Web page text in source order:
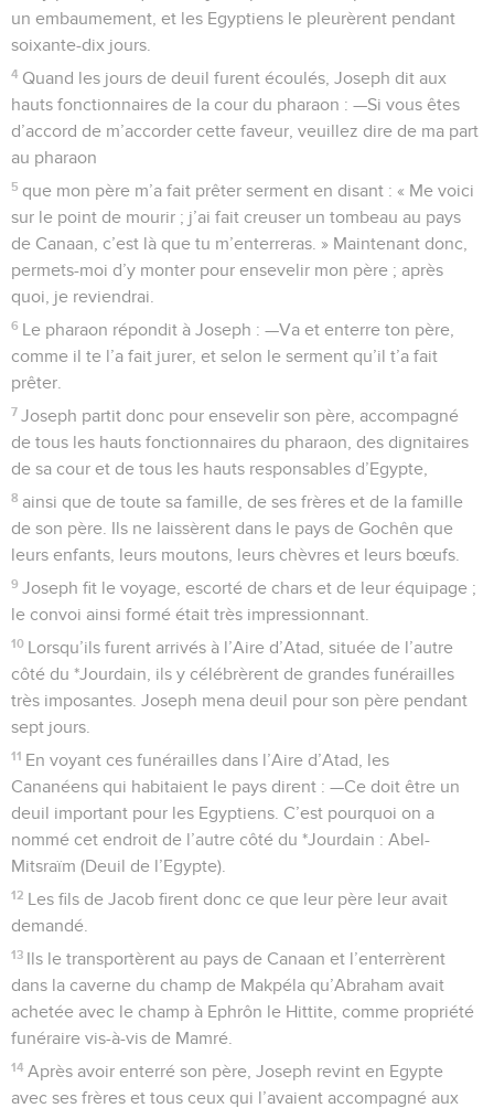
un embaumement, et les Egyptiens le pleurèrent pendant
soixante-dix jours.
4 Quand les jours de deuil furent écoulés, Joseph dit aux
hauts fonctionnaires de la cour du pharaon : —Si vous êtes
d’accord de m’accorder cette faveur, veuillez dire de ma part
au pharaon
5 que mon père m’a fait prêter serment en disant : « Me voici
sur le point de mourir ; j’ai fait creuser un tombeau au pays
de Canaan, c’est là que tu m’enterreras. » Maintenant donc,
permets-moi d’y monter pour ensevelir mon père ; après
quoi, je reviendrai.
6 Le pharaon répondit à Joseph : —Va et enterre ton père,
comme il te l’a fait jurer, et selon le serment qu’il t’a fait
prêter.
7 Joseph partit donc pour ensevelir son père, accompagné
de tous les hauts fonctionnaires du pharaon, des dignitaires
de sa cour et de tous les hauts responsables d’Egypte,
8 ainsi que de toute sa famille, de ses frères et de la famille
de son père. Ils ne laissèrent dans le pays de Gochên que
leurs enfants, leurs moutons, leurs chèvres et leurs bœufs.
9 Joseph fit le voyage, escorté de chars et de leur équipage ;
le convoi ainsi formé était très impressionnant.
10 Lorsqu’ils furent arrivés à l’Aire d’Atad, située de l’autre
côté du *Jourdain, ils y célébrèrent de grandes funérailles
très imposantes. Joseph mena deuil pour son père pendant
sept jours.
11 En voyant ces funérailles dans l’Aire d’Atad, les
Cananéens qui habitaient le pays dirent : —Ce doit être un
deuil important pour les Egyptiens. C’est pourquoi on a
nommé cet endroit de l’autre côté du *Jourdain : Abel-
Mitsraïm (Deuil de l’Egypte).
12 Les fils de Jacob firent donc ce que leur père leur avait
demandé.
13 Ils le transportèrent au pays de Canaan et l’enterrèrent
dans la caverne du champ de Makpéla qu’Abraham avait
achetée avec le champ à Ephrôn le Hittite, comme propriété
funéraire vis-à-vis de Mamré.
14 Après avoir enterré son père, Joseph revint en Egypte
avec ses frères et tous ceux qui l’avaient accompagné aux